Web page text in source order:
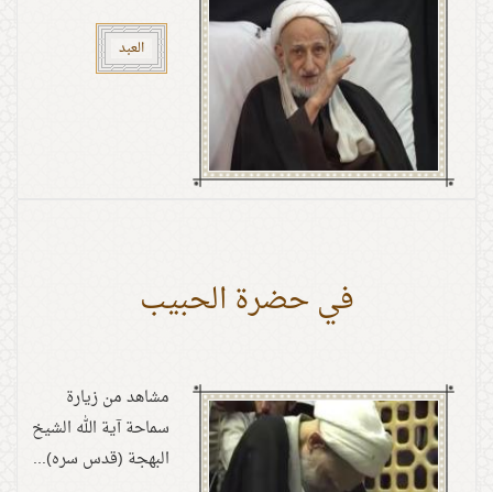
العبد
في حضرة الحبيب
مشاهد من زيارة
سماحة آية الله الشيخ
البهجة (قدس سره)...